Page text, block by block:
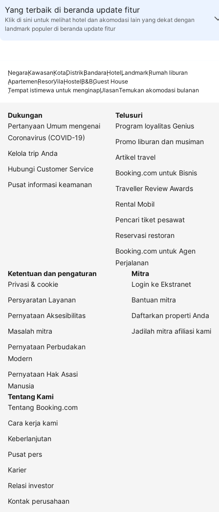
Yang terbaik di beranda update fitur
Klik di sini untuk melihat hotel dan akomodasi lain yang dekat dengan
landmark populer di beranda update fitur
NegaraKawasanKotaDistrikBandaraHotelLandmarkRumah liburan
ApartemenResorVilaHostelB&BGuest House
Tempat istimewa untuk menginapUlasanTemukan akomodasi bulanan
Dukungan
Pertanyaan Umum mengenai
Coronavirus (COVID-19)
Kelola trip Anda
Hubungi Customer Service
Pusat informasi keamanan
Telusuri
Program loyalitas Genius
Promo liburan dan musiman
Artikel travel
Booking.com untuk Bisnis
Traveller Review Awards
Rental Mobil
Pencari tiket pesawat
Reservasi restoran
Booking.com untuk Agen
Perjalanan
Ketentuan dan pengaturan
Privasi & cookie
Persyaratan Layanan
Pernyataan Aksesibilitas
Masalah mitra
Pernyataan Perbudakan
Modern
Pernyataan Hak Asasi
Manusia
Mitra
Login ke Ekstranet
Bantuan mitra
Daftarkan properti Anda
Jadilah mitra afiliasi kami
Tentang Kami
Tentang Booking.com
Cara kerja kami
Keberlanjutan
Pusat pers
Karier
Relasi investor
Kontak perusahaan